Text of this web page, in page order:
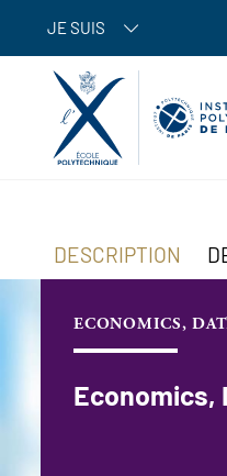
JE SUIS
DESCRIPTION
ECONOMICS,
Economics,